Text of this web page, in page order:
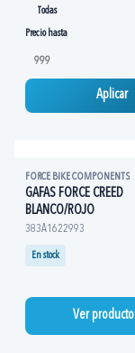
Precio hasta
Aplicar
FORCE BIKE COMPONENTS
GAFAS FORCE CREED
BLANCO/ROJO
383A1622993
En stock
Ver producto